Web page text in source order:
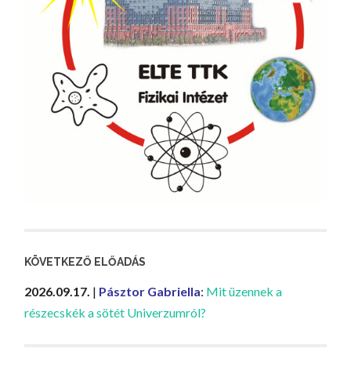
KÖVETKEZŐ ELŐADÁS
2026.09.17. | Pásztor Gabriella: Mit üzennek a
részecskék a sötét Univerzumról?